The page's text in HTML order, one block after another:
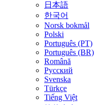
日本語
한국어
Norsk bokmål
Polski
Português (PT)
Português (BR)
Română
Русский
Svenska
Türkçe
Tiếng Việt